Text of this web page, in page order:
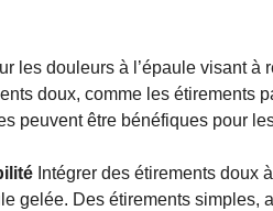
les douleurs à l’épaule visant à
doux, comme les étirements
peuvent être bénéfiques pour
Intégrer des étirements doux
gelée. Des étirements simples,